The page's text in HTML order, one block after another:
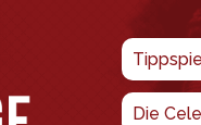
Die